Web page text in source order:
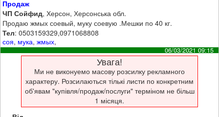
Продаж
ЧП Сойфид, Херсон, Херсонська обл.
Продаю жмых соевый, муку соевую .Мешки по 40 кг.
Тел: 0503159329,0971068808
соя, мука,жмых,
06/03/2021 09:15
Увага!
Ми не виконуемо масову розсилку рекламного
характеру. Розсилаються тількі листи по конкретним
об'явам "купівля/продаж/послуги" терміном не більш
1 місяця.